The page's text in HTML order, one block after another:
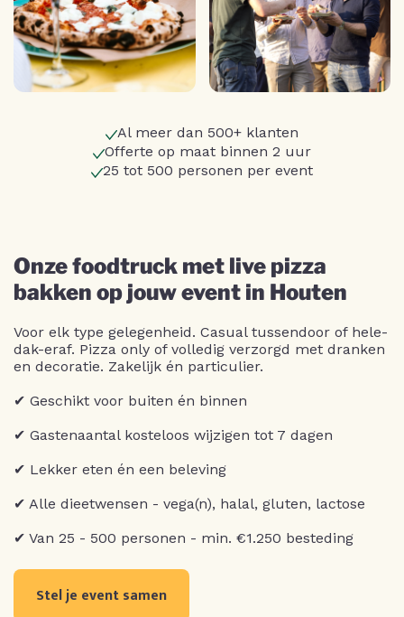
Al meer dan 500+ klanten
Offerte op maat binnen 2 uur
25 tot 500 personen per event
Onze foodtruck met live pizza
bakken op jouw event in Houten
Voor elk type gelegenheid. Casual tussendoor of hele-
dak-eraf. Pizza only of volledig verzorgd met dranken
en decoratie. Zakelijk én particulier.
✔ Geschikt voor buiten én binnen
✔ Gastenaantal kosteloos wijzigen tot 7 dagen
✔ Lekker eten én een beleving
✔ Alle dieetwensen - vega(n), halal, gluten, lactose
✔ Van 25 - 500 personen - min. €1.250 besteding
Stel je event samen